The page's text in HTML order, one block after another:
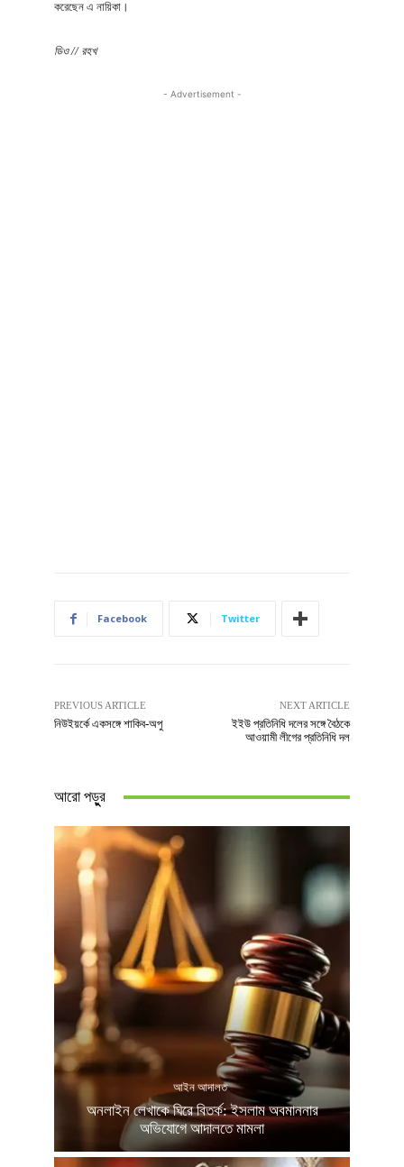
করেছেন এ নায়িকা।
ডিও // রহখ
- Advertisement -
Facebook Twitter
PREVIOUS ARTICLE
নিউইয়র্কে একসঙ্গে শাকিব-অপু
NEXT ARTICLE
ইইউ প্রতিনিধি দলের সঙ্গে বৈঠকে
আওয়ামী লীগের প্রতিনিধি দল
আরো পড়ুুর
আইন আদালত
অনলাইন লেখাকে ঘিরে বিতর্ক: ইসলাম অবমাননার
অভিযোগে আদালতে মামলা